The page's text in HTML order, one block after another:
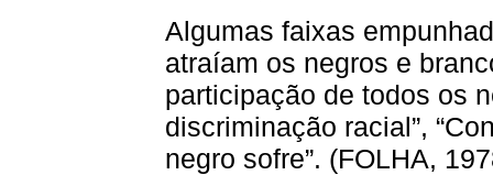
Algumas faixas
atraíam os negros e
participação de todos os
discriminação racial”,
negro sofre”. (FOLHA,